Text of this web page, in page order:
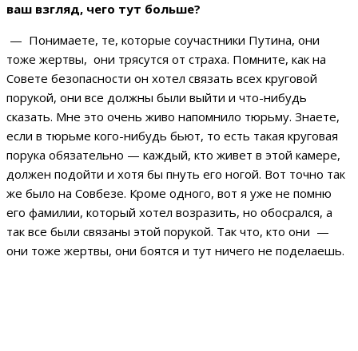
ваш взгляд, чего тут больше?
— Понимаете, те, которые соучастники Путина, они
тоже жертвы, они трясутся от страха. Помните, как на
Совете безопасности он хотел связать всех круговой
порукой, они все должны были выйти и что-нибудь
сказать. Мне это очень живо напомнило тюрьму. Знаете,
если в тюрьме кого-нибудь бьют, то есть такая круговая
порука обязательно — каждый, кто живет в этой камере,
должен подойти и хотя бы пнуть его ногой. Вот точно так
же было на Совбезе. Кроме одного, вот я уже не помню
его фамилии, который хотел возразить, но обосрался, а
так все были связаны этой порукой. Так что, кто они —
они тоже жертвы, они боятся и тут ничего не поделаешь.